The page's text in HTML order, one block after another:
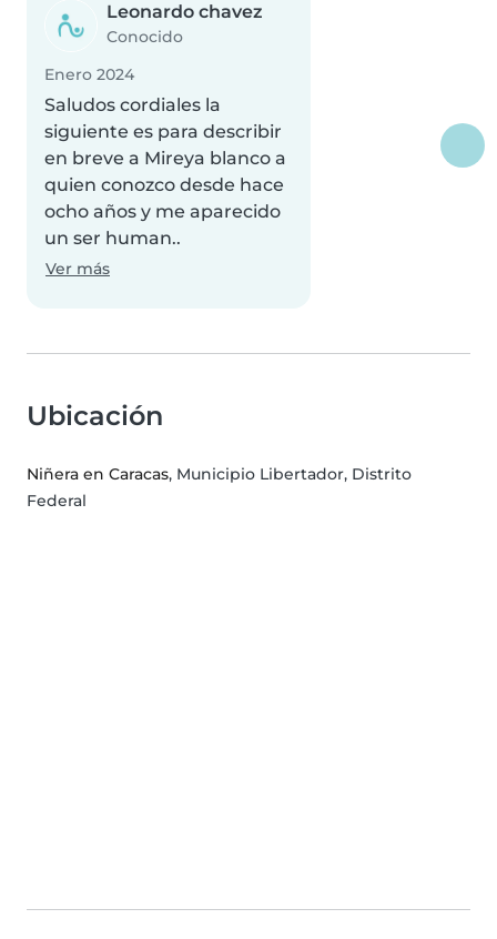
Leonardo chavez
Conocido
Enero 2024
Saludos cordiales la
siguiente es para describir
en breve a Mireya blanco a
quien conozco desde hace
ocho años y me aparecido
un ser human..
Ver más
Ubicación
Niñera en Caracas, Municipio Libertador, Distrito
Federal